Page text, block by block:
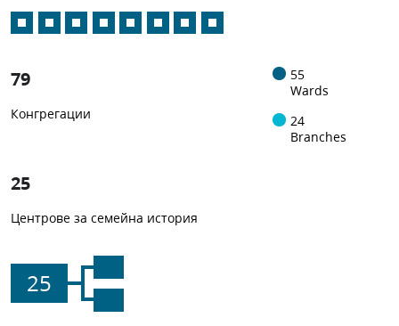
79
Конгрегации
55
Wards
24
Branches
25
Центрове за семейна история
25